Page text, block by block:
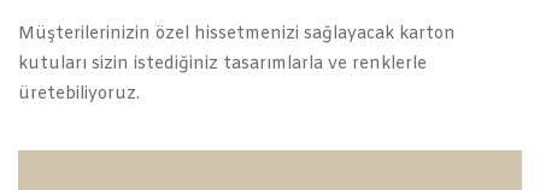
Müşterilerinizin özel hissetmenizi sağlayacak karton
kutuları sizin istediğiniz tasarımlarla ve renklerle
üretebiliyoruz.
Kutu kapak modelini oluklu mukavva veya sert kutu olarak